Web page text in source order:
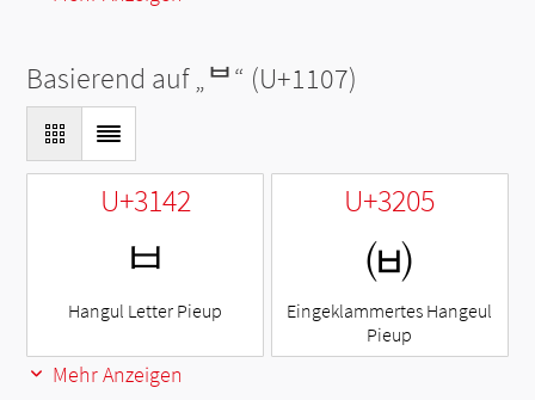
Basierend auf „ᄇ“ (U+1107)
U+3142
ㅂ
Hangul Letter Pieup
U+3205
㈅
Eingeklammertes Hangeul
Pieup
Mehr Anzeigen